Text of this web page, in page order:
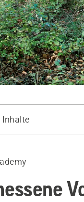
Inhalte
Fällen
Baum nach
entfernen